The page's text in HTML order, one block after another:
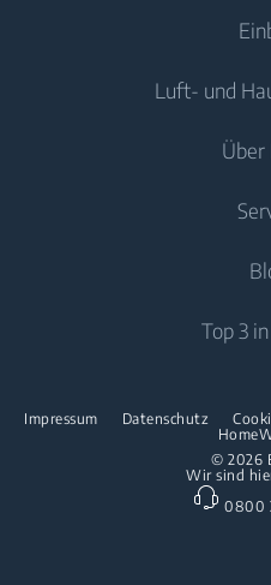
Kühl-/
Einbau-
Freistehende
Einbau-
Freistehende
Luft- und
Über
Beko
Top 3
© 2026
Impressum Datenschutz
Wir sind
0800